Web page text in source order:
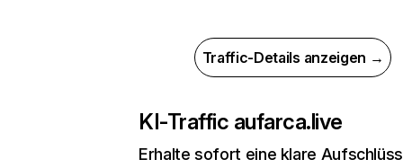
Traffic-Details anzeigen →
KI-Traffic aufarca.live
Erhalte sofort eine klare